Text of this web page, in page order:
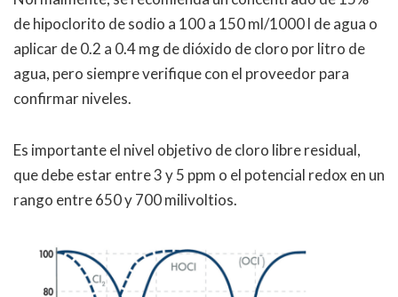
de hipoclorito de sodio a 100 a 150 ml/1000 l de agua o
aplicar de 0.2 a 0.4 mg de dióxido de cloro por litro de
agua, pero siempre verifique con el proveedor para
confirmar niveles.
Es importante el nivel objetivo de cloro libre residual,
que debe estar entre 3 y 5 ppm o el potencial redox en un
rango entre 650 y 700 milivoltios.